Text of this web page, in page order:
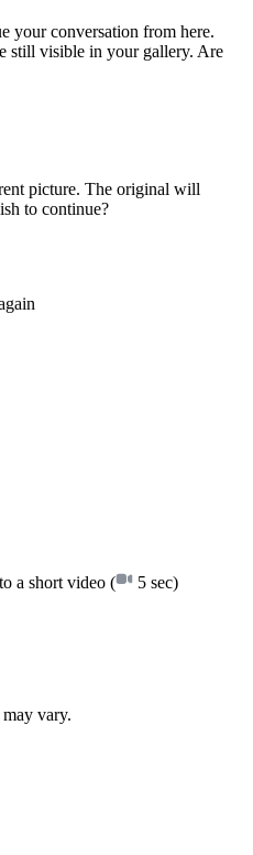
your conversation from here.
still visible in your gallery. Are
picture. The original will
to continue?
a short video ( 5 sec)
vary.